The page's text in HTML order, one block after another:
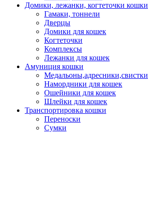
Домики, лежанки, когтеточки кошки
Гамаки, тоннели
Дверцы
Домики для кошек
Когтеточки
Комплексы
Лежанки для кошек
Амуниция кошки
Медальоны,адресники,свистки
Намордники для кошек
Ошейники для кошек
Шлейки для кошек
Транспортировка кошки
Переноски
Сумки